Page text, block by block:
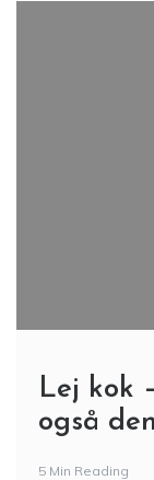
Lej kok
også
5 Min Reading